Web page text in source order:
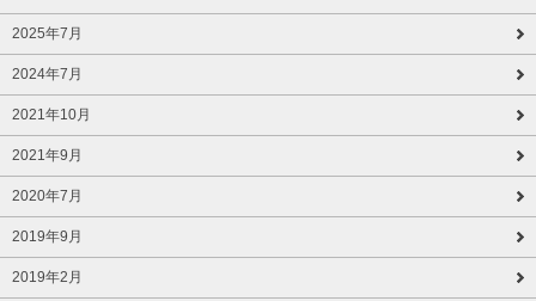
2025年7月
2024年7月
2021年10月
2021年9月
2020年7月
2019年9月
2019年2月